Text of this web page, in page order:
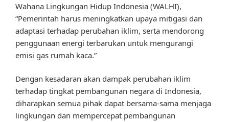
Wahana Lingkungan Hidup Indonesia (WALHI),
“Pemerintah harus meningkatkan upaya mitigasi dan
adaptasi terhadap perubahan iklim, serta mendorong
penggunaan energi terbarukan untuk mengurangi
emisi gas rumah kaca.”
Dengan kesadaran akan dampak perubahan iklim
terhadap tingkat pembangunan negara di Indonesia,
diharapkan semua pihak dapat bersama-sama menjaga
lingkungan dan mempercepat pembangunan